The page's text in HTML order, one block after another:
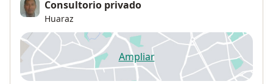
Consultorio privado
Huaraz
Ampliarse abre en una nueva